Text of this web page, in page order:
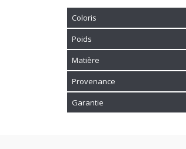
Coloris
Poids
Matière
Provenance
Garantie